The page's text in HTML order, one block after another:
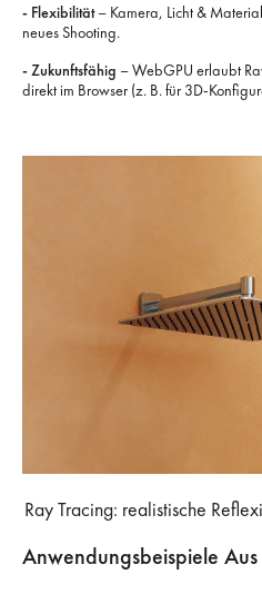
- Flexibilität– Kamera, Licht &
neues Shooting.
- Zukunftsfähig – WebGPU erlaubt
direkt im Browser (z. B. für 3D-
Ray Tracing: realistische
Anwendungsbeispiele